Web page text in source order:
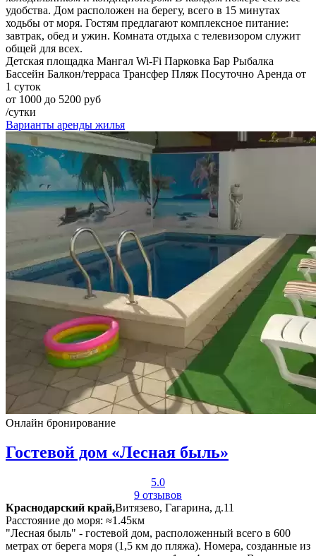
удобства. Дом расположен на берегу, всего в 15 минутах
ходьбы от моря. Гостям предлагают комплексное питание:
завтрак, обед и ужин. Комната отдыха с телевизором служит
общей для всех.
Детская площадка Мангал Wi-Fi Парковка Бар Рыбалка
Бассейн Балкон/терраса Трансфер Пляж Посуточно Аренда от
1 суток
от 1000 до 5200 руб
/сутки
Варианты аренды жилья
Онлайн бронирование
Гостевой дом «Лесная быль»
5.0
9 отзывов
Краснодарский край,Витязево, Гагарина, д.11
Расстояние до моря: ≈1.45км
"Лесная быль" - гостевой дом, расположенный всего в 600
метрах от берега моря (1,5 км до пляжа). Номера, созданные из